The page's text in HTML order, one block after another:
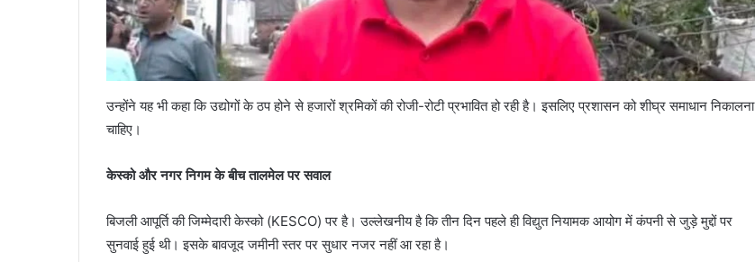
उन्होंने यह भी कहा कि उद्योगों के ठप होने से हजारों श्रमिकों की रोजी-रोटी प्रभावित हो रही है। इसलिए प्रशासन को शीघ्र समाधान निकालना
चाहिए।
केस्को और नगर निगम के बीच तालमेल पर सवाल
बिजली आपूर्ति की जिम्मेदारी केस्को (KESCO) पर है। उल्लेखनीय है कि तीन दिन पहले ही विद्युत नियामक आयोग में कंपनी से जुड़े मुद्दों पर
सुनवाई हुई थी। इसके बावजूद जमीनी स्तर पर सुधार नजर नहीं आ रहा है।